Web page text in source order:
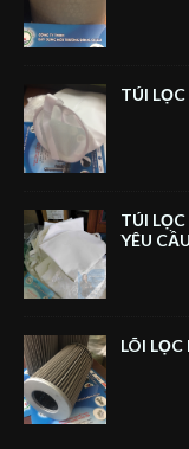
TÚI
TÚI
YÊU
LÕI